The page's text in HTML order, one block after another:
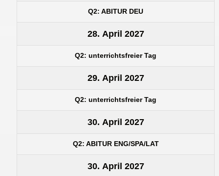
Q2: ABITUR DEU
28. April 2027
Q2: unterrichtsfreier Tag
29. April 2027
Q2: unterrichtsfreier Tag
30. April 2027
Q2: ABITUR ENG/SPA/LAT
30. April 2027